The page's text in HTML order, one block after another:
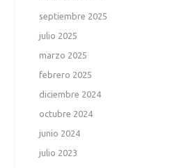
septiembre 2025
julio 2025
marzo 2025
febrero 2025
diciembre 2024
octubre 2024
junio 2024
julio 2023